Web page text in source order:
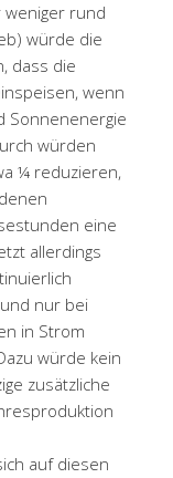
weniger rund
würde die
dass die
wenn
Sonnenenergie
würden
¼ reduzieren,
eine
allerdings
nur bei
in Strom
würde kein
zusätzliche
auf diesen